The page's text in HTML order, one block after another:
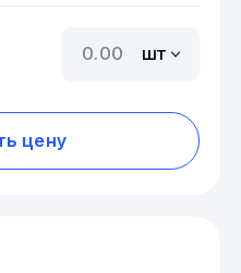
шт
цену